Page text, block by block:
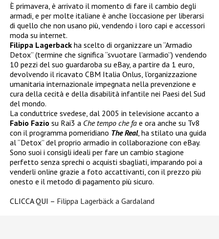
È primavera, è arrivato il momento di fare il cambio degli
armadi, e per molte italiane è anche l’occasione per liberarsi
di quello che non usano più, vendendo i loro capi e accessori
moda su internet.
Filippa Lagerback ha scelto di organizzare un “Armadio
Detox” (termine che significa “svuotare l’armadio”) vendendo
10 pezzi del suo guardaroba su eBay, a partire da 1 euro,
devolvendo il ricavato CBM Italia Onlus, l’organizzazione
umanitaria internazionale impegnata nella prevenzione e
cura della cecità e della disabilità infantile nei Paesi del Sud
del mondo.
La conduttrice svedese, dal 2005 in televisione accanto a
Fabio Fazio su Rai3 a Che tempo che fa e ora anche su Tv8
con il programma pomeridiano The Real, ha stilato una guida
al “Detox” del proprio armadio in collaborazione con eBay.
Sono suoi i consigli ideali per fare un cambio stagione
perfetto senza sprechi o acquisti sbagliati, imparando poi a
venderli online grazie a foto accattivanti, con il prezzo più
onesto e il metodo di pagamento più sicuro.
CLICCA QUI – Filippa Lagerbäck a Gardaland